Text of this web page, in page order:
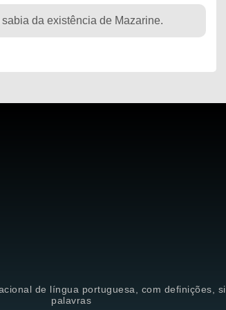
da existência de Mazarine.
de língua portuguesa, com definições,
palavras